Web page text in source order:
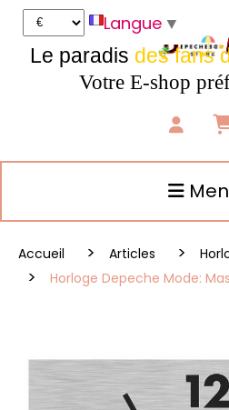
Le paradis des fans
Votre E-shop
Accueil Articles
Horloge Depeche Mode:
Langue ▼
Panneau de gestion des cookies